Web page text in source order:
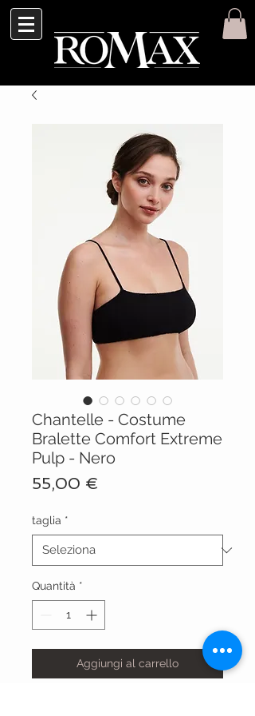
Chantelle - Costume
Bralette Comfort Extreme
Pulp - Nero
55,00 €
taglia *
Quantità *
Aggiungi al carrello